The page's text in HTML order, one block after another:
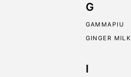
G
GAMMAPIU
GINGER MILK
I